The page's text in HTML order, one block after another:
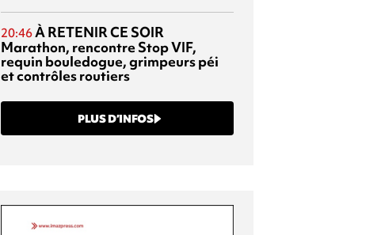
20:46À RETENIR CE SOIR
Marathon, rencontre Stop VIF,
requin bouledogue, grimpeurs péi
et contrôles routiers
PLUS D’INFOS